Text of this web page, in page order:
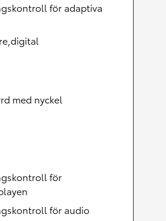
för adaptiva
med nyckel
för
för audio